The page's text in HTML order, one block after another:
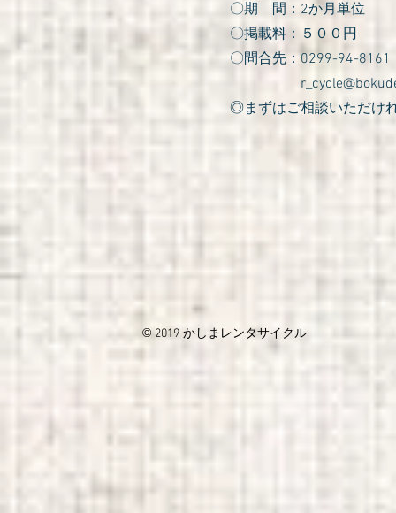
〇期 間：2か月単位
〇掲載料：５００円
〇問合先：0299-94-8161
​◎まずはご相談いただけ
©2019 かしまレンタサイクル